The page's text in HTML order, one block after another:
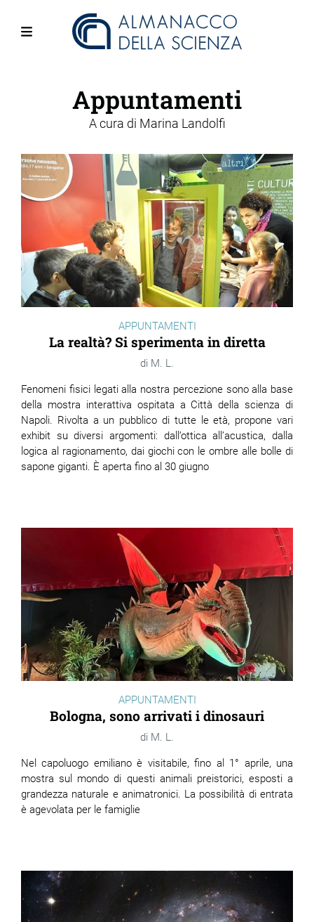
Appuntamenti
A cura di Marina Landolfi
APPUNTAMENTI
La realtà? Si sperimenta in diretta
M. L.
Fenomeni fisici legati alla nostra percezione sono alla base
della mostra interattiva ospitata a Città della scienza di
Napoli. Rivolta a un pubblico di tutte le età, propone vari
exhibit su diversi argomenti: dall’ottica all’acustica, dalla
logica al ragionamento, dai giochi con le ombre alle bolle di
sapone giganti. È aperta fino al 30 giugno
APPUNTAMENTI
Bologna, sono arrivati i dinosauri
M. L.
Nel capoluogo emiliano è visitabile, fino al 1° aprile, una
mostra sul mondo di questi animali preistorici, esposti a
grandezza naturale e animatronici. La possibilità di entrata
è agevolata per le famiglie